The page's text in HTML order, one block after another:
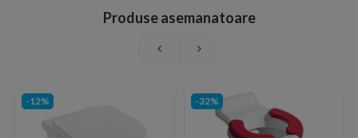
Produse asemanatoare
-12% -32%